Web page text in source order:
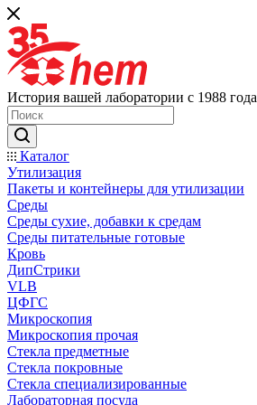
История вашей лаборатории с 1988 года
Каталог
Утилизация
Пакеты и контейнеры для утилизации
Среды
Среды сухие, добавки к средам
Среды питательные готовые
Кровь
ДипСтрики
VLB
ЦФГС
Микроскопия
Микроскопия прочая
Стекла предметные
Стекла покровные
Стекла специализированные
Лабораторная посуда